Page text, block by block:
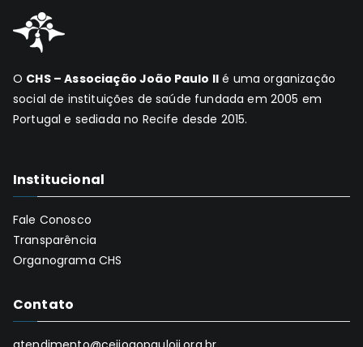
O CHS – Associação João Paulo II é uma organização
social de instituições de saúde fundada em 2005 em
Portugal e sediada no Recife desde 2015.
Institucional
Fale Conosco
Transparência
Organograma CHS
Contato